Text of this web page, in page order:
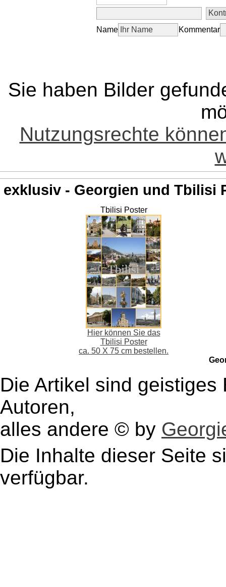
Name Kommentar
Sie haben Bilder
Nutzungsrechte
exklusiv - Georgien und Tbilisi
Tbilisi Poster
Hier können Sie das
Tbilisi Poster
ca. 50 X 75 cm bestellen.
Die Artikel sind
Autoren,
alles andere © by
Die Inhalte dieser Seite
verfügbar.